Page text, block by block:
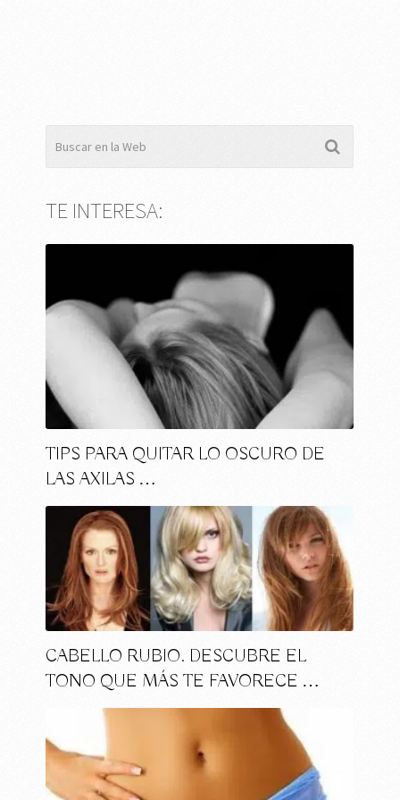
TE INTERESA:
TIPS PARA QUITAR LO OSCURO DE
LAS AXILAS …
CABELLO RUBIO. DESCUBRE EL
TONO QUE MÁS TE FAVORECE …